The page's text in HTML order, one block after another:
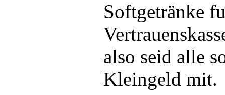
Softgetränke
also seid alle
Kleingeld mit.